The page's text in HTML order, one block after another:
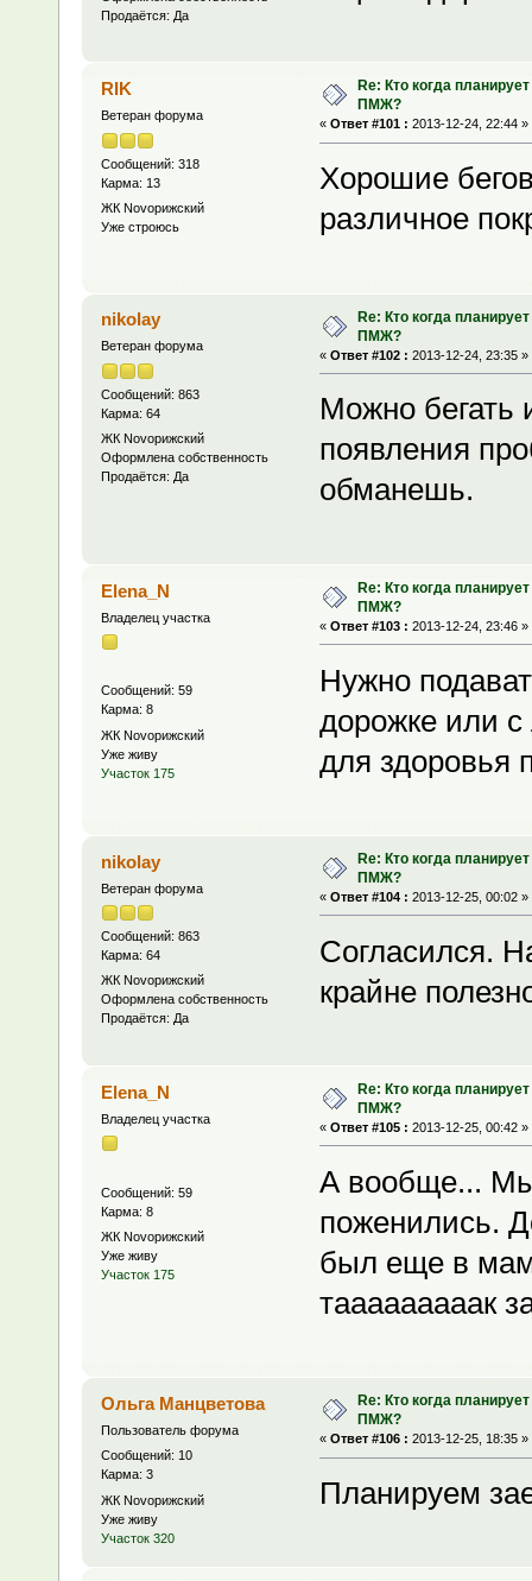
Продаётся: Да
RIK
Ветеран форума
Сообщений: 318
Карма: 13
ЖК Novoрижский
Уже строюсь
Re: Кто когда
ПМЖ?
« Ответ #101 : 2013-12-24, 22:44 »
Хорошие
различное
nikolay
Ветеран форума
Сообщений: 863
Карма: 64
ЖК Novoрижский
Оформлена собственность
Продаётся: Да
Re: Кто когда
ПМЖ?
« Ответ #102 : 2013-12-24, 23:35 »
Можно бегать
появления
обманешь.
Elena_N
Владелец участка
Сообщений: 59
Карма: 8
ЖК Novoрижский
Уже живу
Участок 175
Re: Кто когда
ПМЖ?
« Ответ #103 : 2013-12-24, 23:46 »
Нужно
дорожке или
для здоровья
nikolay
Ветеран форума
Сообщений: 863
Карма: 64
ЖК Novoрижский
Оформлена собственность
Продаётся: Да
Re: Кто когда
ПМЖ?
« Ответ #104 : 2013-12-25, 00:02 »
Согласился.
крайне
Elena_N
Владелец участка
Сообщений: 59
Карма: 8
ЖК Novoрижский
Уже живу
Участок 175
Re: Кто когда
ПМЖ?
« Ответ #105 : 2013-12-25, 00:42 »
А вообще... Мы
поженились.
был еще в
тааааааааак
Ольга Манцветова
Пользователь форума
Сообщений: 10
Карма: 3
ЖК Novoрижский
Уже живу
Участок 320
Re: Кто когда
ПМЖ?
« Ответ #106 : 2013-12-25, 18:35 »
Планируем